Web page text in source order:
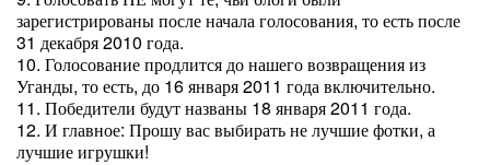
зарегистрированы после начала голосования, то есть после
31 декабря 2010 года.
10. Голосование продлится до нашего возвращения из
Уганды, то есть, до 16 января 2011 года включительно.
11. Победители будут названы 18 января 2011 года.
12. И главное: Прошу вас выбирать не лучшие фотки, а
лучшие игрушки!